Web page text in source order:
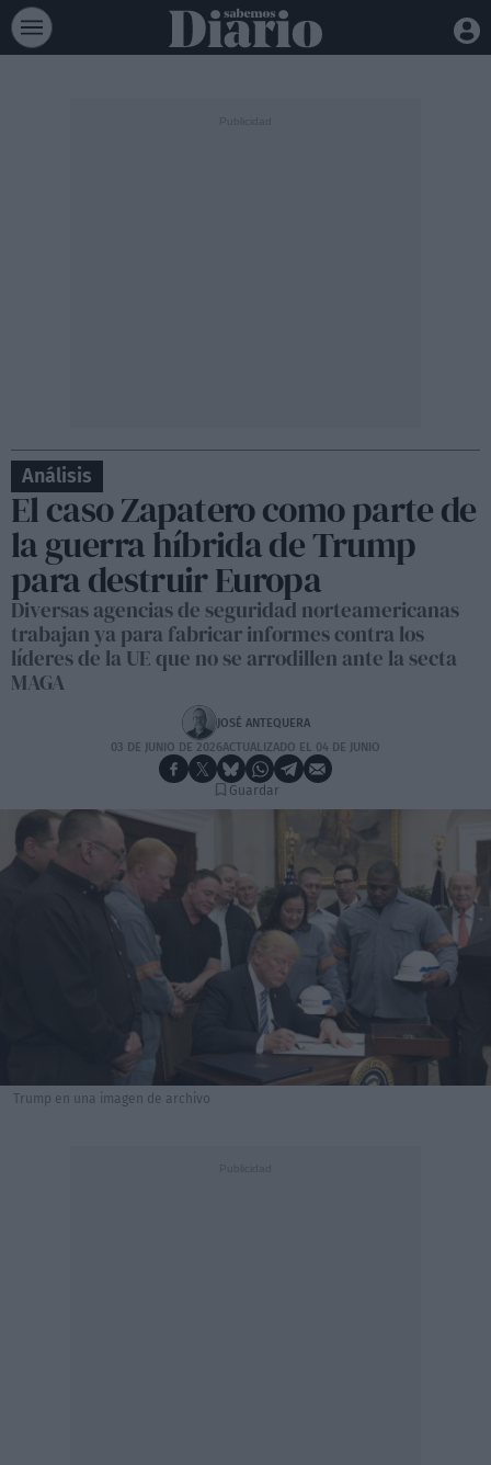
Análisis
El caso Zapatero como parte de
la guerra híbrida de Trump
para destruir Europa
Diversas agencias de seguridad norteamericanas
trabajan ya para fabricar informes contra los
líderes de la UE que no se arrodillen ante la secta
MAGA
JOSÉ ANTEQUERA
03 DE JUNIO DE 2026ACTUALIZADO EL 04 DE JUNIO
Guardar
Trump en una imagen de archivo